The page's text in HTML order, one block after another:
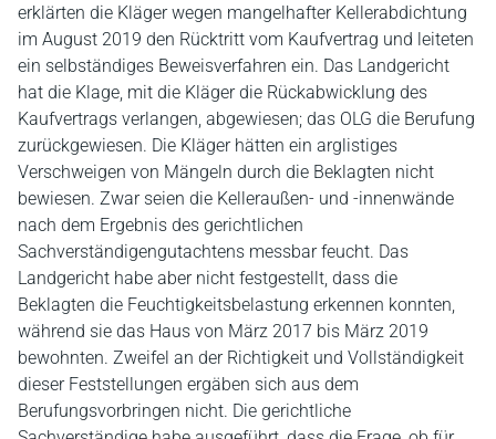
erklärten die Kläger wegen mangelhafter Kellerabdichtung
im August 2019 den Rücktritt vom Kaufvertrag und leiteten
ein selbständiges Beweisverfahren ein. Das Landgericht
hat die Klage, mit die Kläger die Rückabwicklung des
Kaufvertrags verlangen, abgewiesen; das OLG die Berufung
zurückgewiesen. Die Kläger hätten ein arglistiges
Verschweigen von Mängeln durch die Beklagten nicht
bewiesen. Zwar seien die Kelleraußen- und -innenwände
nach dem Ergebnis des gerichtlichen
Sachverständigengutachtens messbar feucht. Das
Landgericht habe aber nicht festgestellt, dass die
Beklagten die Feuchtigkeitsbelastung erkennen konnten,
während sie das Haus von März 2017 bis März 2019
bewohnten. Zweifel an der Richtigkeit und Vollständigkeit
dieser Feststellungen ergäben sich aus dem
Berufungsvorbringen nicht. Die gerichtliche